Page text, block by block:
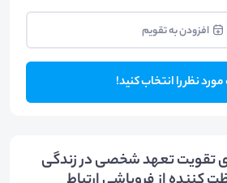
افزودن به تقویم
نظر را انتخاب کنید!
تقویت تعهد شخصی در زندگی